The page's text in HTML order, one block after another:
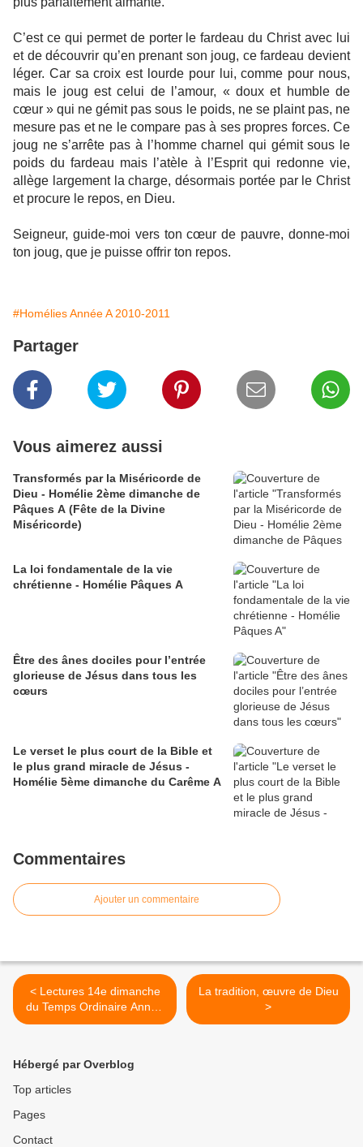
C’est ce qui permet de porter le fardeau du Christ avec lui
et de découvrir qu’en prenant son joug, ce fardeau devient
léger. Car sa croix est lourde pour lui, comme pour nous,
mais le joug est celui de l’amour, « doux et humble de
cœur » qui ne gémit pas sous le poids, ne se plaint pas, ne
mesure pas et ne le compare pas à ses propres forces. Ce
joug ne s’arrête pas à l’homme charnel qui gémit sous le
poids du fardeau mais l’atèle à l’Esprit qui redonne vie,
allège largement la charge, désormais portée par le Christ
et procure le repos, en Dieu.
Seigneur, guide-moi vers ton cœur de pauvre, donne-moi
ton joug, que je puisse offrir ton repos.
#Homélies Année A 2010-2011
Partager
Vous aimerez aussi
Transformés par la Miséricorde de
Dieu - Homélie 2ème dimanche de
Pâques A (Fête de la Divine
Miséricorde)
La loi fondamentale de la vie
chrétienne - Homélie Pâques A
Être des ânes dociles pour l’entrée
glorieuse de Jésus dans tous les
cœurs
Le verset le plus court de la Bible et
le plus grand miracle de Jésus -
Homélie 5ème dimanche du Carême A
Commentaires
Ajouter un commentaire
< Lectures 14e dimanche
du Temps Ordinaire Année
A
La tradition, œuvre de Dieu
>
Hébergé par Overblog
Top articles
Pages
Contact